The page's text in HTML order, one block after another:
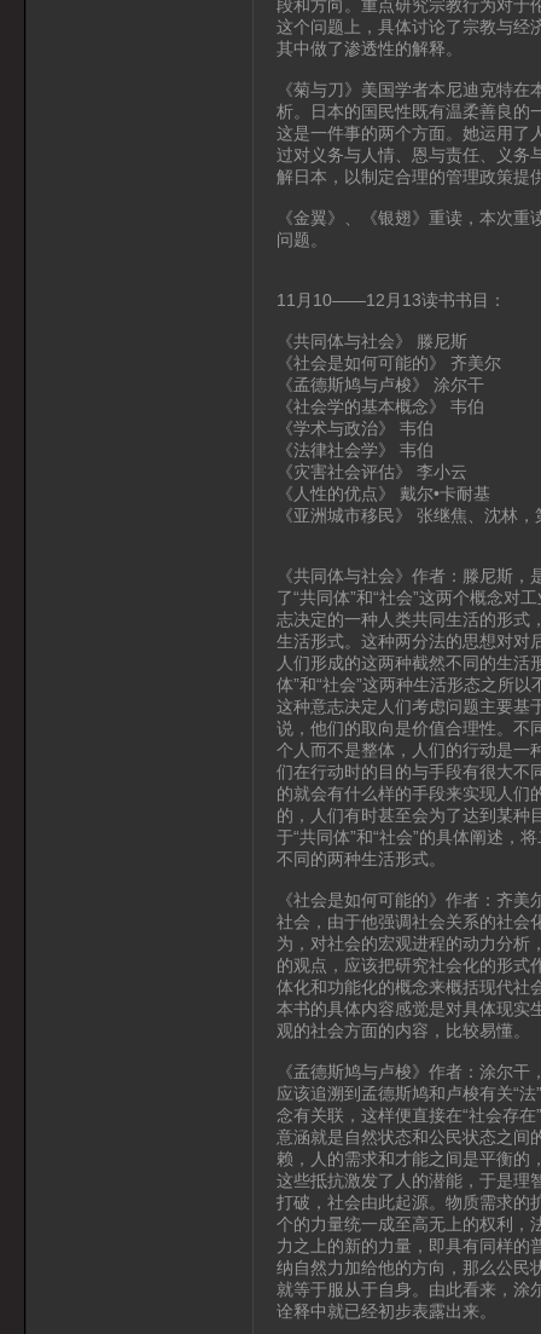
段和方向。重点研究宗教行为对于
这个问题上，具体讨论了宗教与经
其中做了渗透性的解释。
《菊与刀》美国学者本尼迪克特
析。日本的国民性既有温柔善良的
这是一件事的两个方面。她运用了
过对义务与人情、恩与责任、义务
解日本，以制定合理的管理政策提
《金翼》、《银翅》重读，本次
问题。
11月10——12月13读书书目：
《共同体与社会》 滕尼斯
《社会是如何可能的》 齐美尔
《孟德斯鸠与卢梭》 涂尔干
《社会学的基本概念》 韦伯
《学术与政治》 韦伯
《法律社会学》 韦伯
《灾害社会评估》 李小云
《人性的优点》 戴尔•卡耐基
《亚洲城市移民》 张继焦、沈林
《共同体与社会》作者：滕尼斯
了“共同体”和“社会”这两个概念对
志决定的一种人类共同生活的形式
生活形式。这种两分法的思想对对
人们形成的这两种截然不同的生活
体”和“社会”这两种生活形态之所
这种意志决定人们考虑问题主要基
说，他们的取向是价值合理性。不
个人而不是整体，人们的行动是一
们在行动时的目的与手段有很大不
的就会有什么样的手段来实现人们
的，人们有时甚至会为了达到某种
于“共同体”和“社会”的具体阐述，
不同的两种生活形式。
《社会是如何可能的》作者：齐
社会，由于他强调社会关系的社会
为，对社会的宏观进程的动力分析
的观点，应该把研究社会化的形式
体化和功能化的概念来概括现代社
本书的具体内容感觉是对具体现实
观的社会方面的内容，比较易懂。
《孟德斯鸠与卢梭》作者：涂尔
应该追溯到孟德斯鸠和卢梭有关“
念有关联，这样便直接在“社会存
意涵就是自然状态和公民状态之间
赖，人的需求和才能之间是平衡的
这些抵抗激发了人的潜能，于是理
打破，社会由此起源。物质需求的
个的力量统一成至高无上的权利，
力之上的新的力量，即具有同样的
纳自然力加给他的方向，那么公民
就等于服从于自身。由此看来，涂
诠释中就已经初步表露出来。